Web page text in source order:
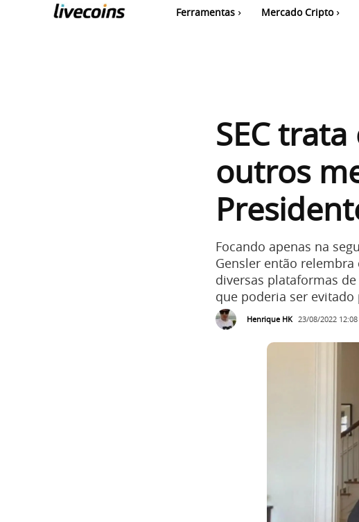
Ferramentas Mercado Cripto
SEC
outros
Focando apenas na
Gensler então
diversas plataformas
que poderia ser
Henrique HK 23/08/2022 12:08